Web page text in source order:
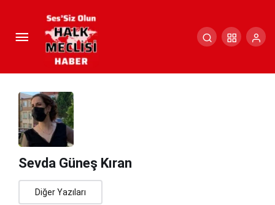
Sevda Güneş Kıran
Diğer Yazıları
Ana Susarsa Millet Yetim Kalır
Yorum Yap